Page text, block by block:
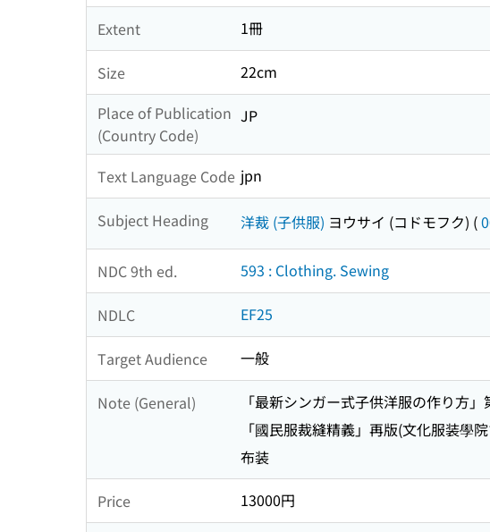
Extent 1冊
Size
22cm
Place of Publication
(Country Code)
JP
Text Language Code jpn
Subject Heading 洋裁 (子供服) ヨウサイ (コドモフク) (
NDC 9th ed. 593 : Clothing. Sewing
NDLC EF25
Target Audience 一般
Note (General)
「最新シンガー式子供洋服の作り方
「國民服裁縫精義」再版(文化服装學
布装
Price 13000円